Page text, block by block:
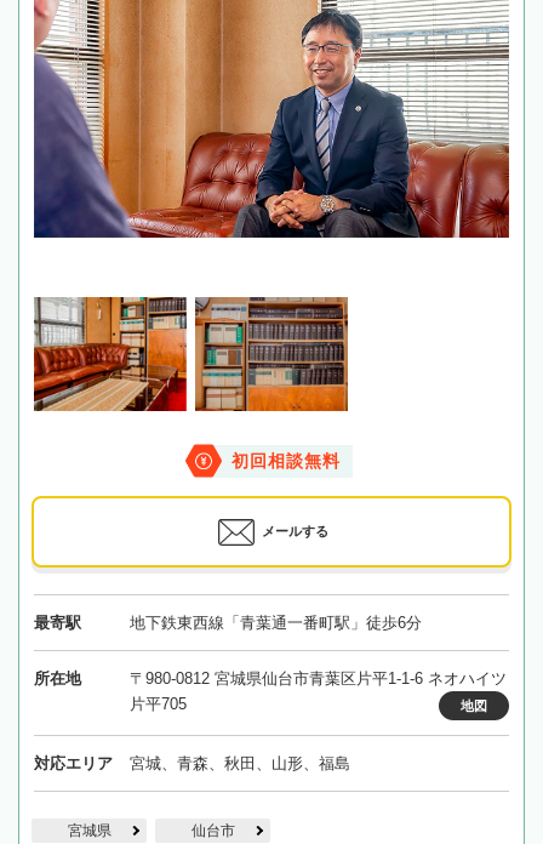
初回相談無料
メールする
最寄駅 地下鉄東西線「青葉通一番町駅」徒歩6分
所在地
〒980-0812 宮城県仙台市青葉区片平1-1-6 ネオハイツ
片平705
地図
対応エリア 宮城、青森、秋田、山形、福島
宮城県 仙台市